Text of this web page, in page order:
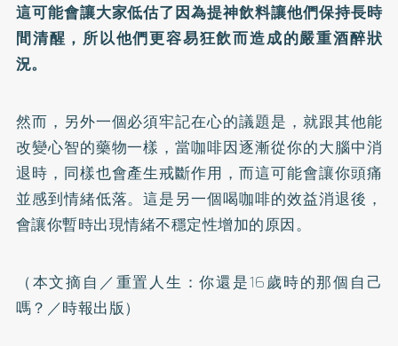
這可能會讓大家低估了因為提神飲料讓他們保持長時
間清醒，所以他們更容易狂飲而造成的嚴重酒醉狀
況。
然而，另外一個必須牢記在心的議題是，就跟其他能
改變心智的藥物一樣，當咖啡因逐漸從你的大腦中消
退時，同樣也會產生戒斷作用，而這可能會讓你頭痛
並感到情緒低落。這是另一個喝咖啡的效益消退後，
會讓你暫時出現情緒不穩定性增加的原因。
（本文摘自／重置人生：你還是16歲時的那個自己
嗎？ ／時報出版）